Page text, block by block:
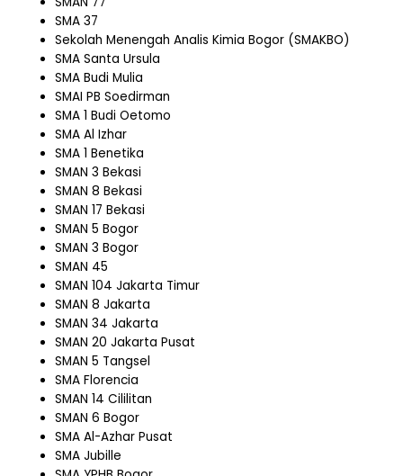
SMA 37
Sekolah Menengah Analis Kimia Bogor (SMAKBO)
SMA Santa Ursula
SMA Budi Mulia
SMAI PB Soedirman
SMA 1 Budi Oetomo
SMA Al Izhar
SMA 1 Benetika
SMAN 3 Bekasi
SMAN 8 Bekasi
SMAN 17 Bekasi
SMAN 5 Bogor
SMAN 3 Bogor
SMAN 45
SMAN 104 Jakarta Timur
SMAN 8 Jakarta
SMAN 34 Jakarta
SMAN 20 Jakarta Pusat
SMAN 5 Tangsel
SMA Florencia
SMAN 14 Cililitan
SMAN 6 Bogor
SMA Al-Azhar Pusat
SMA Jubille